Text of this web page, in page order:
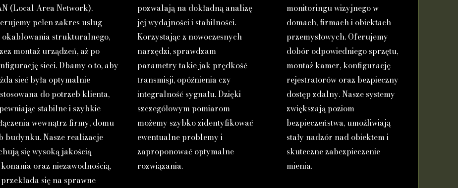
(Local Area Network).
pełen zakres usług –
okablowania strukturalnego,
montaż urządzeń, aż po
sieci. Dbamy o to, aby
sieć była optymalnie
do potrzeb klienta,
stabilne i szybkie
wewnątrz firmy, domu
budynku. Nasze realizacje
się wysoką jakością
oraz niezawodnością,
się na sprawne
pozwalają na dokładną analizę
jej wydajności i stabilności.
Korzystając z nowoczesnych
narzędzi, sprawdzam
parametry takie jak prędkość
transmisji, opóźnienia czy
integralność sygnału. Dzięki
szczegółowym pomiarom
możemy szybko zidentyfikować
ewentualne problemy i
zaproponować optymalne
rozwiązania.
monitoringu wizyjnego w
domach, firmach i obiektach
przemysłowych. Oferujemy
dobór odpowiedniego sprzętu,
montaż kamer, konfigurację
rejestratorów oraz bezpieczny
dostęp zdalny. Nasze systemy
zwiększają poziom
bezpieczeństwa, umożliwiają
stały nadzór nad obiektem i
skuteczne zabezpieczenie
mienia.